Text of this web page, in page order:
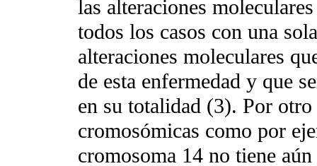
las alteraciones
todos los casos con una
alteraciones moleculares
de esta enfermedad y que
en su totalidad (3). Por
cromosómicas como por
cromosoma 14 no tiene